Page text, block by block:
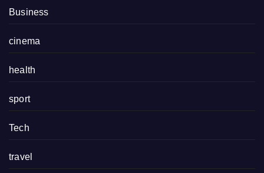
Business
cinema
health
sport
Tech
travel